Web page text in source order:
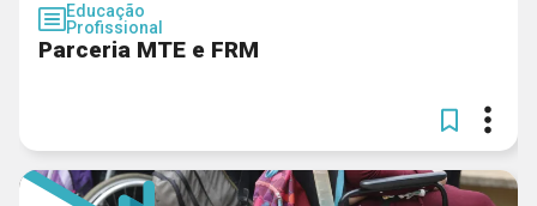
Educação
Profissional
Parceria MTE e FRM